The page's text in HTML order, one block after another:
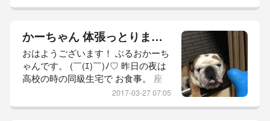
でおく。 熱があると 分かった 瞬間
より一層 気分が 悪くなる かーちゃ
ん。 病は気から。 病は気からなの
だっ！！ (´༎ຶོρ༎ຶོ`) それでは 参りま
しょう！ 本日の 坊っちゃ
かーちゃん 体張っとります！！
おはようございます！ ぶるおかーち
ゃんです。 (￣(ｴ)￣)ﾉ♡ 昨日の夜は
高校の時の同級生宅で お食事。 座
っていたら 食事が出て来る 喜び。
2017-03-27 07:05